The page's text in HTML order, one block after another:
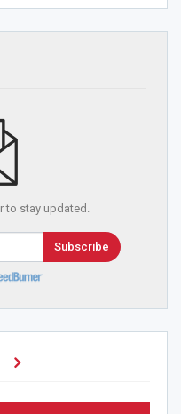
to stay updated.
Subscribe